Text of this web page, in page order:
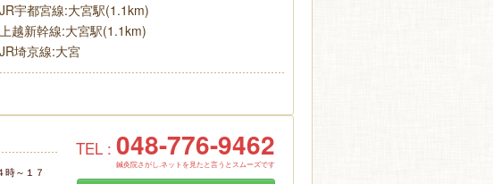
JR宇都宮線:大宮駅(1.1km)
上越新幹線:大宮駅(1.1km)
JR埼京線:大宮
～１７
TEL : 048-776-9462
鍼灸院さがし.ネットを見たと言うとスムーズです